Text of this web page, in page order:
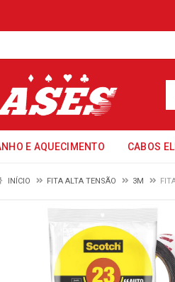
E AQUECIMENTO CABOS
INÍCIO FITA ALTA TENSÃO 3M